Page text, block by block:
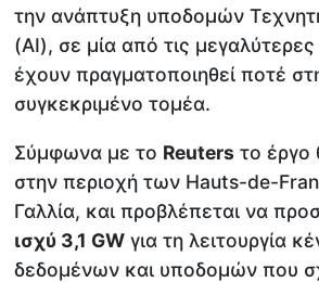
την ανάπτυξη υποδομών
(AI), σε μία από τις
έχουν πραγματοποιηθεί ποτέ
συγκεκριμένο τομέα.
Σύμφωνα με το Reuters το έργο
στην περιοχή των Hauts-de-
Γαλλία, και προβλέπεται να
ισχύ 3,1 GW για τη λειτουργία
δεδομένων και υποδομών που